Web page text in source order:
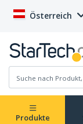
Österreich
Produkte